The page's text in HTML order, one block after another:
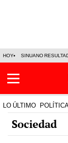
HOY SINUANO
LO ÚLTIMO
Sociedad